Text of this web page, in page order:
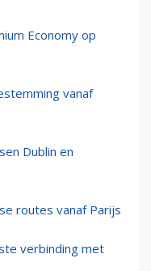
Economy op
vanaf
Dublin en
routes vanaf Parijs
verbinding met